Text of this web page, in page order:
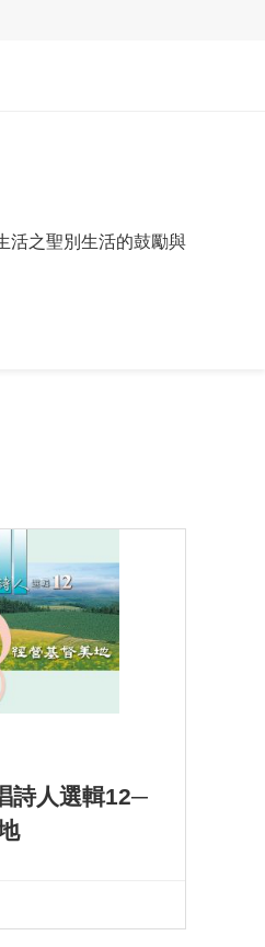
活之聖別生活的鼓勵與
詩人選輯12─